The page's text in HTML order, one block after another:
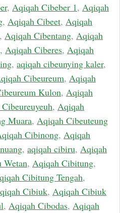
, Aqiqah Cibeber 1, Aqiqah
, Aqiqah Cibeet, Aqiqah
, Aqiqah Cibentang, Aqiqah
, Aqiqah Ciberes, Aqiqah
, aqiqah cibeunying kaler,
Cibeureum, Aqiqah
Kulon, Aqiqah
, Aqiqah
Muara, Aqiqah Cibeuteung
Cibinong, Aqiqah
, aqiqah cibiru, Aqiqah
Wetan, Aqiqah Cibitung,
Cibitung Tengah,
Cibiuk, Aqiqah Cibiuk
, Aqiqah Cibodas, Aqiqah